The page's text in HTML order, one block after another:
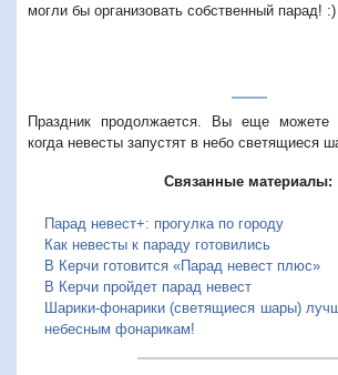
могли бы организовать собственный парад! :)
Праздник продолжается. Вы еще можете
когда невесты запустят в небо светящиеся
Связанные материалы:
Парад невест+: прогулка по городу
Как невесты к параду готовились
В Керчи готовится «Парад невест плюс»
В Керчи пройдет парад невест
Шарики-фонарики (светящиеся шары)
небесным фонарикам!